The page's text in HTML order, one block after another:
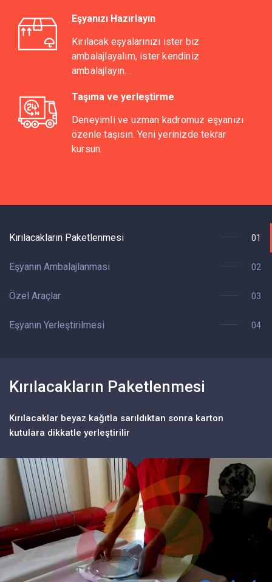
Eşyanızı Hazırlayın
Kırılacak eşyalarınızı ister biz
ambalajlayalım, ister kendiniz
ambalajlayın. .
Taşıma ve yerleştirme
Deneyimli ve uzman kadromuz eşyanızı
özenle taşısın. Yeni yerinizde tekrar
kursun.
Kırılacakların Paketlenmesi 01
Eşyanın Ambalajlanması 02
Özel Araçlar 03
Eşyanın Yerleştirilmesi 04
Kırılacakların Paketlenmesi
Kırılacaklar beyaz kağıtla sarıldıktan sonra karton
kutulara dikkatle yerleştirilir